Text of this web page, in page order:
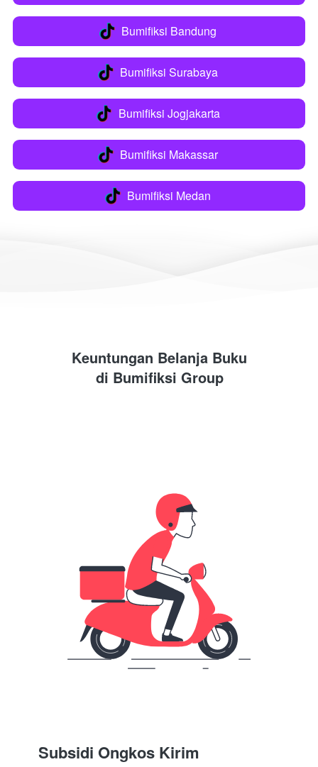
` Bumifiksi Bandung
` Bumifiksi Surabaya
` Bumifiksi Jogjakarta
` Bumifiksi Makassar
` Bumifiksi Medan
Keuntungan Belanja Buku
di Bumifiksi Group
Subsidi Ongkos Kirim